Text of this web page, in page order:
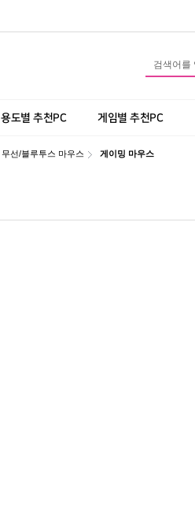
용도별 추천PC 게임별 추천PC
무선/블루투스 마우스 게이밍 마우스